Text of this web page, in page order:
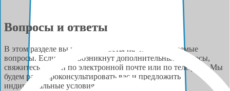
Вопросы и ответы
В этом разделе вы найдёте ответы на часто задаваемые
вопросы. Если у вас возникнут дополнительные вопросы,
свяжитесь с нами по электронной почте или по телефону. Мы
будем рады проконсультировать вас и предложить
индивидуальные условия сотрудничества.